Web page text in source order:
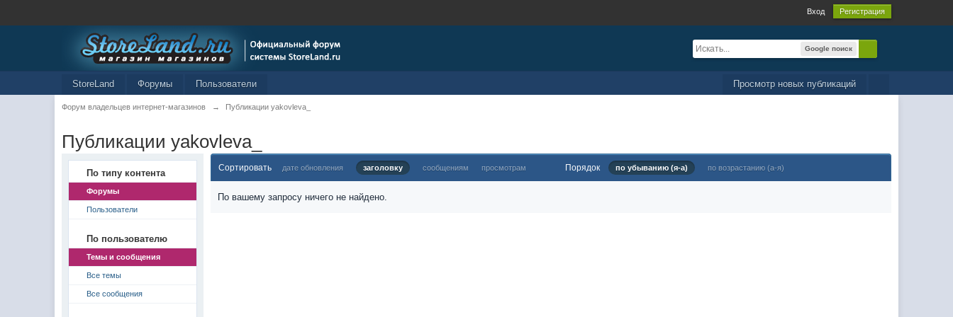
Вход Регистрация
Google поиск
Просмотр новых публикаций
StoreLand Форумы Пользователи
Форум владельцев интернет-магазинов → Публикации yakovleva_
Публикации yakovleva_
По типу контента
Форумы
Пользователи
По пользователю
Темы и сообщения
Все темы
Все сообщения
Сортировать дате обновления заголовку сообщениям просмотрам Порядок по убыванию (я-а) по возрастанию (а-я)
По вашему запросу ничего не найдено.